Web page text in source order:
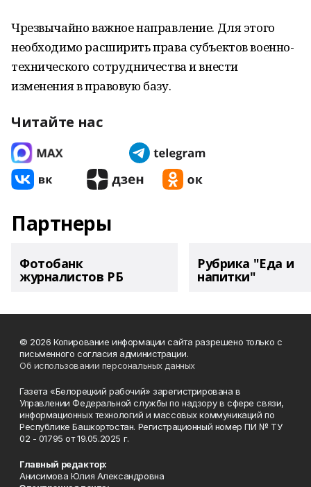
Чрезвычайно важное направление. Для этого
необходимо расширить права субъектов военно-
технического сотрудничества и внести
изменения в правовую базу.
Читайте нас
Партнеры
Фотобанк
журналистов РБ
Рубрика "Еда и
напитки"
© 2026 Копирование информации сайта разрешено только с
письменного согласия администрации.
Об использовании персональных данных
Газета «Белорецкий рабочий» зарегистрирована в
Управлении Федеральной службы по надзору в сфере связи,
информационных технологий и массовых коммуникаций по
Республике Башкортостан. Регистрационный номер ПИ № ТУ
02 - 01795 от 19.05.2025 г.
Главный редактор:
Анисимова Юлия Александровна